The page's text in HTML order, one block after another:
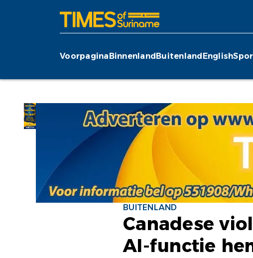
VoorpaginaBinnenlandBuitenlandEnglish
BUITENLAND
Canadese
AI-functie